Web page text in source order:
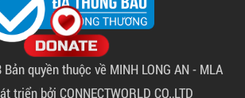
quyền thuộc về MINH LONG AN - MLA
triển bởi CONNECTWORLD CO.,LTD